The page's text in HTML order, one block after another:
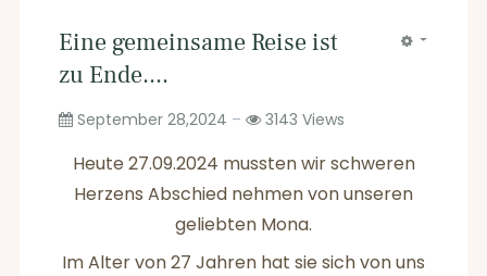
Eine gemeinsame Reise ist
zu Ende....
September 28,2024 3143 Views
Heute 27.09.2024 mussten wir schweren
Herzens Abschied nehmen von unseren
geliebten Mona.
Im Alter von 27 Jahren hat sie sich von uns